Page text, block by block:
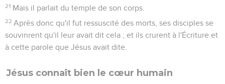
21 Mais il parlait du temple de son corps.
22 Après donc qu'il fut ressuscité des morts, ses disciples se
souvinrent qu'il leur avait dit cela ; et ils crurent à l'Écriture et
à cette parole que Jésus avait dite.
Jésus connaît bien le cœur humain